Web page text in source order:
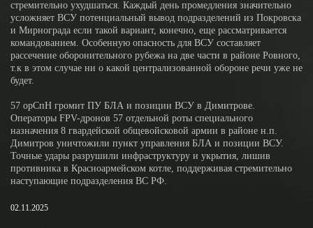
стремительно ухудшаться. Каждый день промедления значительно
усложняет ВСУ потенциальный вывод подразделений из Покровска
и Мирнограда если такой вариант, конечно, еще рассматривается
командованием. Особенную опасность для ВСУ составляет
рассечение оборонительного рубежа на две части в районе Ровного,
т.к в этом случае ни о какой централизованной обороне речи уже не
будет.
57 орСпН громит ПУ БЛА и позиции ВСУ в Димитрове.
Операторы FPV-дронов 57 отдельной роты специального
назначения 8 гвардейской общевойсковой армии в районе н.п.
Димитров уничтожили пункт управления БЛА и позиции ВСУ.
Точные удары разрушили инфраструктуру и укрытия, лишив
противника в Красноармейском котле, поддерживая стремительно
наступающие подразделения ВС РФ.
02.11.2025